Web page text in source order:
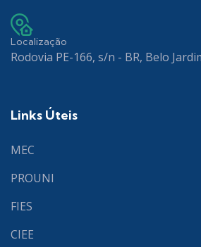
Localização
Rodovia PE-166, s/n - BR, Belo
Links Úteis
MEC
PROUNI
FIES
CIEE